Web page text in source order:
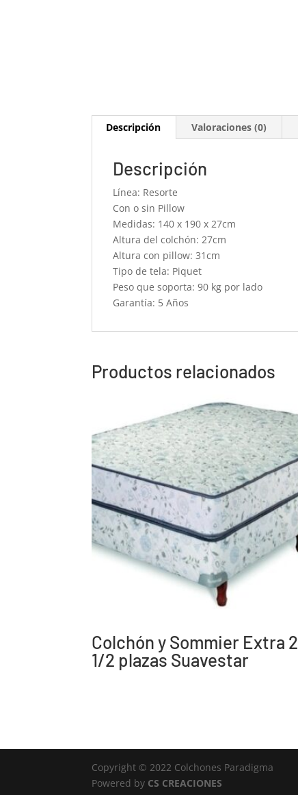
Descripción Valoraciones (0)
Descripción
Línea: Resorte
Con o sin Pillow
Medidas: 140 x 190 x 27cm
Altura del colchón: 27cm
Altura con pillow: 31cm
Tipo de tela: Piquet
Peso que soporta: 90 kg por lado
Garantía: 5 Años
Productos relacionados
Colchón y Sommier Extra 2
1/2 plazas Suavestar
Copyright © 2022 Colchones Paradigma
Powered by CS CREACIONES